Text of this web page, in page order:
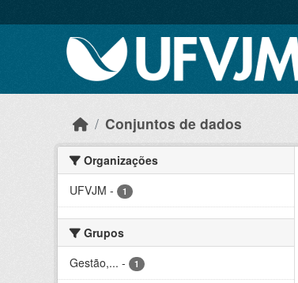
Conjuntos de dados
Organizações
UFVJM - 1
Grupos
Gestão,... - 1